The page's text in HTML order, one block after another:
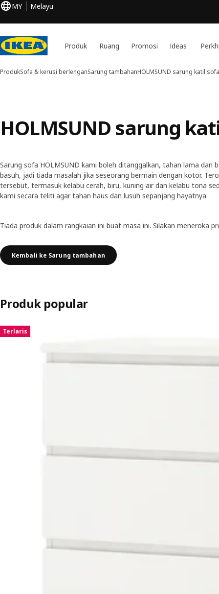
MY Melayu
Produk Ruang Promosi Ideas
ProdukSofa & kerusi berlenganSarung tambahanHOLMSUND sarung katil sofa
HOLMSUND sarung
Sarung sofa HOLMSUND kami boleh ditanggalkan, tahan lama dan
basuh, jadi tiada masalah jika seseorang bermain dengan kotor.
tersebut, termasuk kelabu cerah, biru, kuning air dan kelabu tona
kami secara teliti agar tahan haus dan lusuh sepanjang hayatnya.
Tiada produk dalam rangkaian ini buat masa ini. Silakan meneroka
Kembali ke Sarung tambahan
Produk popular
Langkau penyenaraian
Terlaris